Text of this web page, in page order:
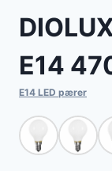
E14
E14 LED pærer